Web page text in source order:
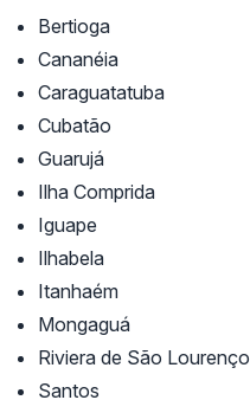
Bertioga
Cananéia
Caraguatatuba
Cubatão
Guarujá
Ilha Comprida
Iguape
Ilhabela
Itanhaém
Mongaguá
Riviera de São Lourenço
Santos